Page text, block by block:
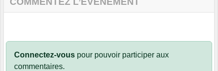
Connectez-vous pour pouvoir participer aux
commentaires.